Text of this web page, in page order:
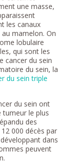
une masse,
les canaux
mamelon. On
lobulaire
qui sont les
cancer du sein
du sein, la
du sein triple
du sein ont
tumeur le plus
des
000 décès par
dans
peuvent